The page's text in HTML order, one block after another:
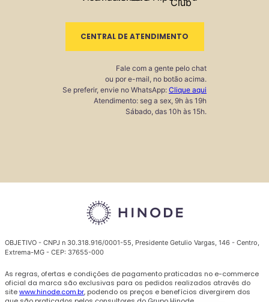
CENTRAL DE ATENDIMENTO
Fale com a gente pelo chat
ou por e-mail, no botão acima.
Se preferir, envie no WhatsApp: Clique aqui
Atendimento: seg a sex, 9h às 19h
Sábado, das 10h às 15h.
OBJETIVO - CNPJ n 30.318.916/0001-55, Presidente Getulio Vargas, 146 - Centro,
Extrema-MG - CEP: 37655-000
As regras, ofertas e condições de pagamento praticadas no e-commerce
oficial da marca são exclusivas para os pedidos realizados através do
sitewww.hinode.com.br, podendo os preços e benefícios divergirem dos